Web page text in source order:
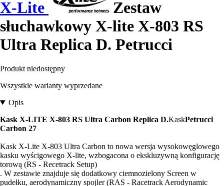
X-Lite
Zestaw
słuchawkowy X-lite X-803 RS
Ultra Replica D. Petrucci
Produkt niedostępny
Wszystkie warianty wyprzedane
Opis
Kask X-LITE X-803 RS Ultra Carbon Replica D.KaskPetrucci
Carbon 27
Kask X-Lite X-803 Ultra Carbon to nowa wersja wysokowęglowego
kasku wyścigowego X-lite, wzbogacona o ekskluzywną konfigurację
torową (RS - Recetrack Setup)
. W zestawie znajduje się dodatkowy ciemnozielony Screen w
pudełku, aerodynamiczny spojler (RAS - Racetrack Aerodynamic